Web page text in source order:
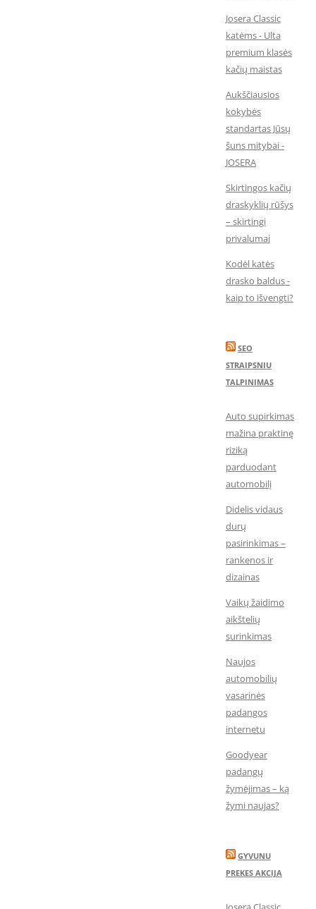
Josera Classic
katėms - Ulta
premium klasės
kačių maistas
Aukščiausios
kokybės
standartas Jūsų
šuns mitybai -
JOSERA
Skirtingos kačių
draskyklių rūšys
– skirtingi
privalumai
Kodėl katės
drasko baldus -
kaip to išvengti?
SEO
STRAIPSNIU
TALPINIMAS
Auto supirkimas
mažina praktinę
riziką
parduodant
automobilį
Didelis vidaus
durų
pasirinkimas –
rankenos ir
dizainas
Vaikų žaidimo
aikštelių
surinkimas
Naujos
automobilių
vasarinės
padangos
internetu
Goodyear
padangų
žymėjimas – ką
žymi naujas?
GYVUNU
PREKES AKCIJA